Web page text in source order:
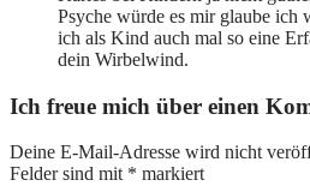
Psyche würde es mir glaube ich
ich als Kind auch mal so eine
dein Wirbelwind.
Ich freue mich über einen
Deine E-Mail-Adresse wird nicht
Felder sind mit * markiert